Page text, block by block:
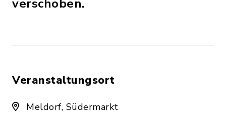
verschoben.
Veranstaltungsort
Meldorf, Südermarkt